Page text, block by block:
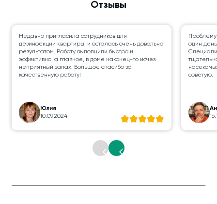
Отзывы
Недавно пригласила сотрудников для
дезинфекции квартиры, и осталась очень довольна
результатом. Работу выполнили быстро и
эффективно, а главное, в доме наконец-то исчез
неприятный запах. Большое спасибо за
качественную работу!
Юлия
10.09.2024
один
советую.